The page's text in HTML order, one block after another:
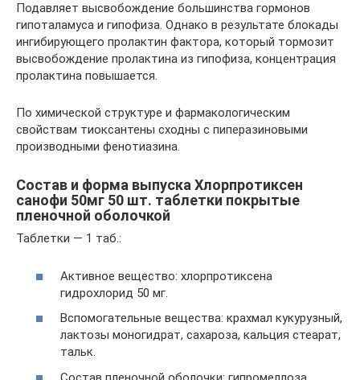
Подавляет высвобождение большинства гормонов
гипоталамуса и гипофиза. Однако в результате блокады
ингибирующего пролактин фактора, который тормозит
высвобождение пролактина из гипофиза, концентрация
пролактина повышается.
По химической структуре и фармакологическим
свойствам тиоксантены сходны с пиперазиновыми
производными фенотиазина.
Состав и форма выпуска Хлорпротиксен
санофи 50мг 50 шт. таблетки покрытые
пленочной оболочкой
Таблетки — 1 таб.:
Активное вещество: хлорпротиксена
гидрохлорид 50 мг.
Вспомогательные вещества: крахмал кукурузный,
лактозы моногидрат, сахароза, кальция стеарат,
тальк.